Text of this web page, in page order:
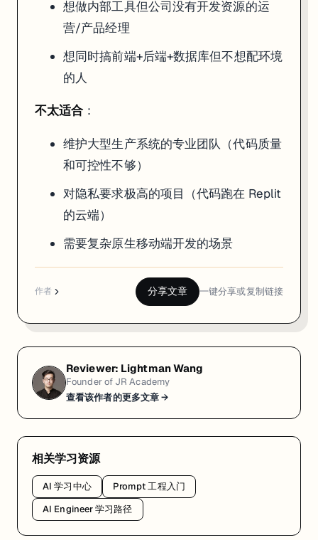
想做内部工具但公司没有开发资源的运
营/产品经理
想同时搞前端+后端+数据库但不想配环境
的人
不太适合 ：
维护大型生产系统的专业团队（代码质量
和可控性不够）
对隐私要求极高的项目（代码跑在 Replit
的云端）
需要复杂原生移动端开发的场景
作者 分享文章 一键分享或复制链接
Reviewer: Lightman Wang
Founder of JR Academy
查看该作者的更多文章 →
相关学习资源
AI 学习中心
Prompt 工程入门
AI Engineer 学习路径